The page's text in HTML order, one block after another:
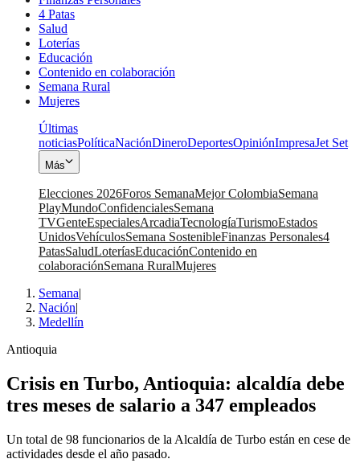
4 Patas
Salud
Loterías
Educación
Contenido en colaboración
Semana Rural
Mujeres
Últimas
noticiasPolíticaNaciónDineroDeportesOpiniónImpresaJet Set
Más
Elecciones 2026Foros SemanaMejor ColombiaSemana
PlayMundoConfidencialesSemana
TVGenteEspecialesArcadiaTecnologíaTurismoEstados
UnidosVehículosSemana SostenibleFinanzas Personales4
PatasSaludLoteríasEducaciónContenido en
colaboraciónSemana RuralMujeres
Semana|
Nación|
Medellín
Antioquia
Crisis en Turbo, Antioquia: alcaldía debe
tres meses de salario a 347 empleados
Un total de 98 funcionarios de la Alcaldía de Turbo están en cese de
actividades desde el año pasado.